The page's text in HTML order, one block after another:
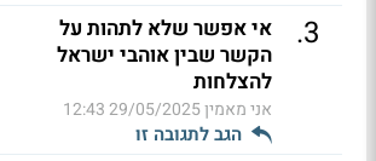
3
.
אי אפשר שלא לתהות על
הקשר שבין אוהבי ישראל
להצלחות
אני מאמין29/05/2025 12:43
הגב לתגובה זו